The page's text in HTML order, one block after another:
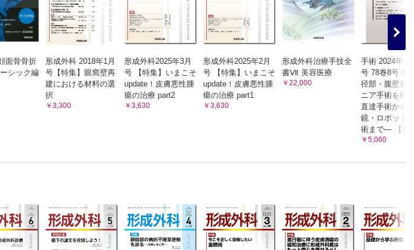
面骨骨折
シック編
形成外科 2018年1月
号【特集】眼窩壁再
建における材料の選
択
￥3,300
形成外科2025年3月
号 【特集】いまこそ
update！皮膚悪性腫
瘍の治療 part2
￥3,630
形成外科2025年2月
号 【特集】いまこそ
update！皮膚悪性腫
瘍の治療 part1
￥3,630
形成外科治療手技全
書Ⅶ 美容医療
￥22,000
手術 2024年7
号 78巻8号 特
径部・腹壁瘢
ニア手術を極
直達手術から
鏡・ロボット
術まで― 【電
￥5,060